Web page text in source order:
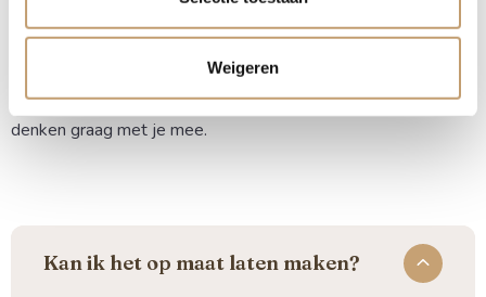
Weigeren
Heb je vragen over de juiste behandeling of de ideale dikte
voor jouw project? Neem gerust contact met ons op, we
denken graag met je mee.
Kan ik het op maat laten maken?